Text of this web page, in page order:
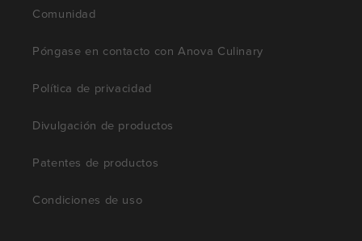
Comunidad
Póngase en contacto con Anova Culinary
Política de privacidad
Divulgación de productos
Patentes de productos
Condiciones de uso